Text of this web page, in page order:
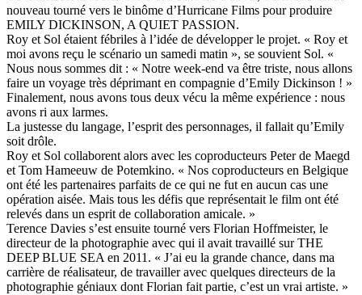
nouveau tourné vers le binôme d’Hurricane Films pour produire
EMILY DICKINSON, A QUIET PASSION.
Roy et Sol étaient fébriles à l’idée de développer le projet. « Roy et
moi avons reçu le scénario un samedi matin », se souvient Sol. «
Nous nous sommes dit : « Notre week-end va être triste, nous allons
faire un voyage très déprimant en compagnie d’Emily Dickinson ! »
Finalement, nous avons tous deux vécu la même expérience : nous
avons ri aux larmes.
La justesse du langage, l’esprit des personnages, il fallait qu’Emily
soit drôle.
Roy et Sol collaborent alors avec les coproducteurs Peter de Maegd
et Tom Hameeuw de Potemkino. « Nos coproducteurs en Belgique
ont été les partenaires parfaits de ce qui ne fut en aucun cas une
opération aisée. Mais tous les défis que représentait le film ont été
relevés dans un esprit de collaboration amicale. »
Terence Davies s’est ensuite tourné vers Florian Hoffmeister, le
directeur de la photographie avec qui il avait travaillé sur THE
DEEP BLUE SEA en 2011. « J’ai eu la grande chance, dans ma
carrière de réalisateur, de travailler avec quelques directeurs de la
photographie géniaux dont Florian fait partie, c’est un vrai artiste. »